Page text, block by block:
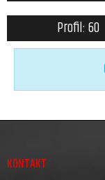
Profil: 60
KONTAKT